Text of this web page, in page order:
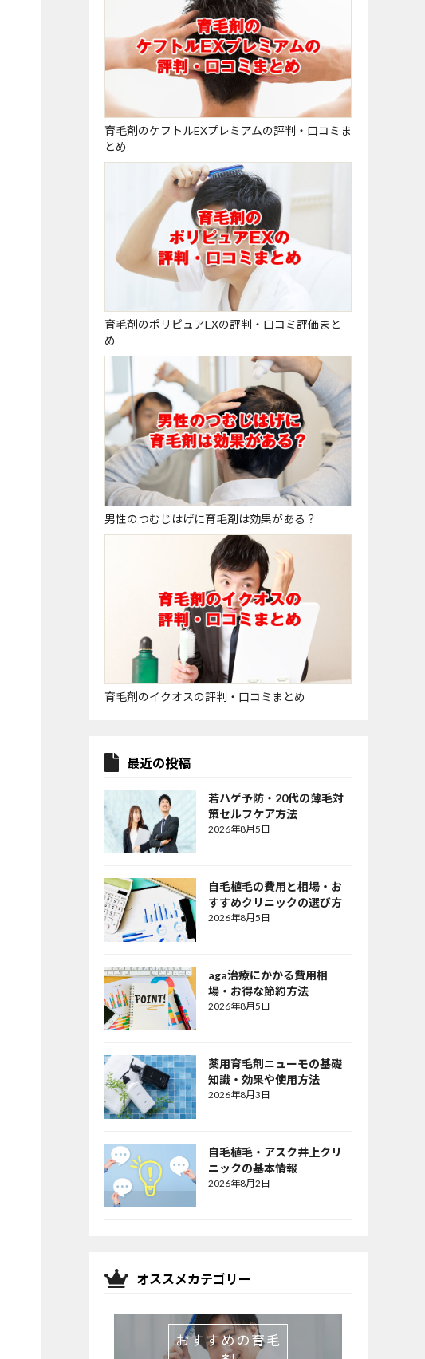
育毛剤のケフトルEXプレミアムの評判・口コミま
とめ
育毛剤のポリピュアEXの評判・口コミ評価まと
め
男性のつむじはげに育毛剤は効果がある？
育毛剤のイクオスの評判・口コミまとめ
最近の投稿
若ハゲ予防・20代の薄毛対
策セルフケア方法
2026年8月5日
自毛植毛の費用と相場・お
すすめクリニックの選び方
2026年8月5日
aga治療にかかる費用相
場・お得な節約方法
2026年8月5日
薬用育毛剤ニューモの基礎
知識・効果や使用方法
2026年8月3日
自毛植毛・アスク井上クリ
ニックの基本情報
2026年8月2日
オススメカテゴリー
おすすめの育毛